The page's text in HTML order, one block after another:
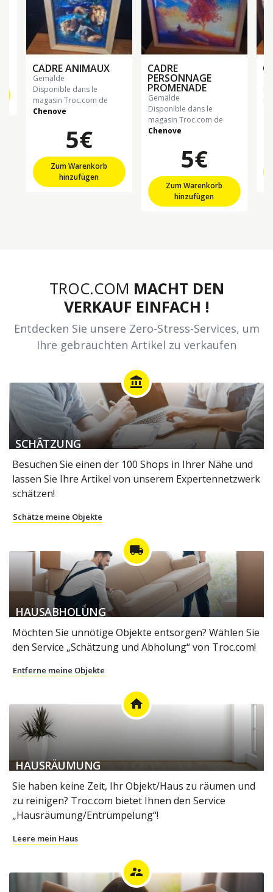
CADRE ANIMAUX
gemälde
Disponible dans le
magasin Troc.com de
Chenove
5€
Zum Warenkorb
hinzufügen
CADRE
PERSONNAGE
PROMENADE
gemälde
Disponible dans le
magasin Troc.com de
Chenove
5€
Zum Warenkorb
hinzufügen
TROC.COM MACHT DEN
VERKAUF EINFACH !
Entdecken Sie unsere Zero-Stress-Services, um
Ihre gebrauchten Artikel zu verkaufen
account_balance
SCHÄTZUNG
Besuchen Sie einen der 100 Shops in Ihrer Nähe und
lassen Sie Ihre Artikel von unserem Expertennetzwerk
schätzen!
Schätze meine Objekte
local_shipping
HAUSABHOLUNG
Möchten Sie unnötige Objekte entsorgen? Wählen Sie
den Service „Schätzung und Abholung“ von Troc.com!
Entferne meine Objekte
home
HAUSRÄUMUNG
Sie haben keine Zeit, Ihr Objekt/Haus zu räumen und
zu reinigen? Troc.com bietet Ihnen den Service
„Hausräumung/Entrümpelung“!
Leere mein Haus
supervisor_account